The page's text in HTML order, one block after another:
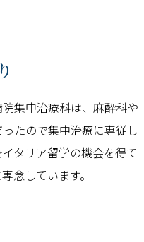
集中治療科は、麻酔科や
たので集中治療に専従し
タリア留学の機会を得て
念しています。